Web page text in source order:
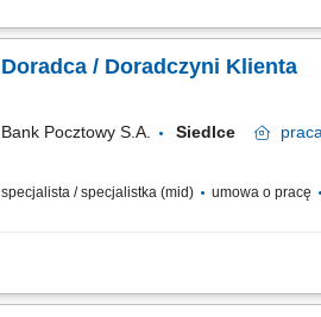
Aktywne pozyskiwanie klientów i budowanie z
Doradca / Doradczyni Klienta
Bank Pocztowy S.A. Siedlce praca
specjalista / specjalistka (mid) umowa o pracę
Twój zakres obowiązków diagnozowanie